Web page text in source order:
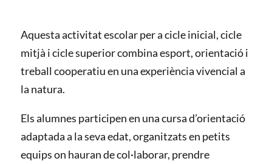
Aquesta activitat escolar per a cicle inicial, cicle
mitjà i cicle superior combina esport, orientació i
treball cooperatiu en una experiència vivencial a
la natura.
Els alumnes participen en una cursa d’orientació
adaptada a la seva edat, organitzats en petits
equips on hauran de col·laborar, prendre